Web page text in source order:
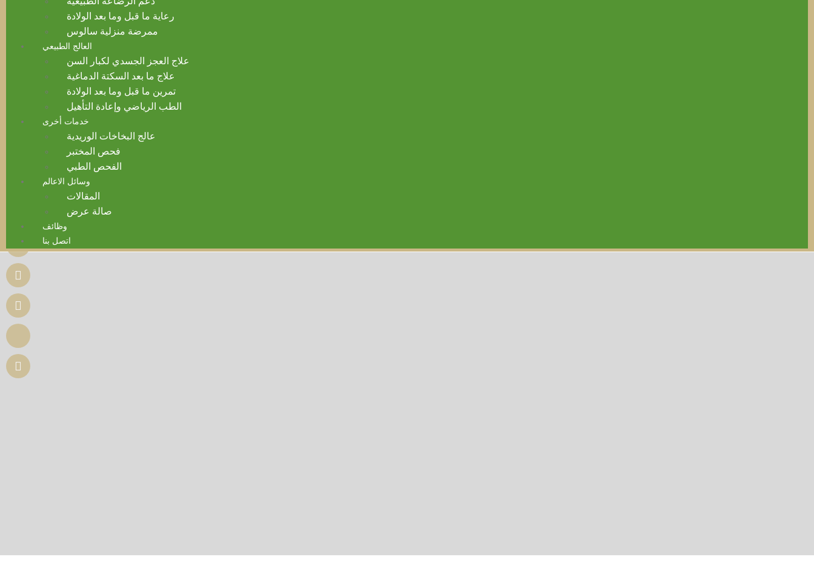
رعاية ما قبل وما بعد الولادة
ممرضة منزلية سالوس
العالج الطبيعي
علاج العجز الجسدي لكبار السن
علاج ما بعد السكتة الدماغية
تمرين ما قبل وما بعد الولادة
الطب الرياضي وإعادة التأهيل
خدمات أخرى
عالج البخاخات الوريدية
فحص المختبر
الفحص الطبي
وسائل الاعالم
المقالات
صالة عرض
وظائف
اتصل بنا